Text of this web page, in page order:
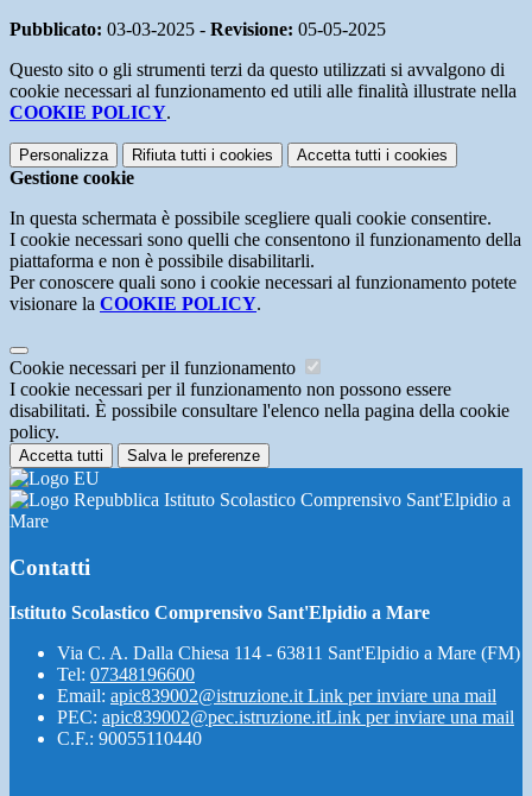
Pubblicato: 03-03-2025 - Revisione: 05-05-2025
Questo sito o gli strumenti terzi da questo utilizzati si avvalgono di
cookie necessari al funzionamento ed utili alle finalità illustrate nella
COOKIE POLICY.
Personalizza Rifiuta tutti i cookies Accetta tutti i cookies
Gestione cookie
In questa schermata è possibile scegliere quali cookie consentire.
I cookie necessari sono quelli che consentono il funzionamento della
piattaforma e non è possibile disabilitarli.
Per conoscere quali sono i cookie necessari al funzionamento potete
visionare la COOKIE POLICY.
Cookie necessari per il funzionamento
I cookie necessari per il funzionamento non possono essere
disabilitati. È possibile consultare l'elenco nella pagina della cookie
policy.
Accetta tutti Salva le preferenze
Istituto Scolastico Comprensivo Sant'Elpidio a
Mare
Contatti
Istituto Scolastico Comprensivo Sant'Elpidio a Mare
Via C. A. Dalla Chiesa 114 - 63811 Sant'Elpidio a Mare (FM)
Tel: 07348196600
Email: apic839002@istruzione.it Link per inviare una mail
PEC: apic839002@pec.istruzione.itLink per inviare una mail
C.F.: 90055110440